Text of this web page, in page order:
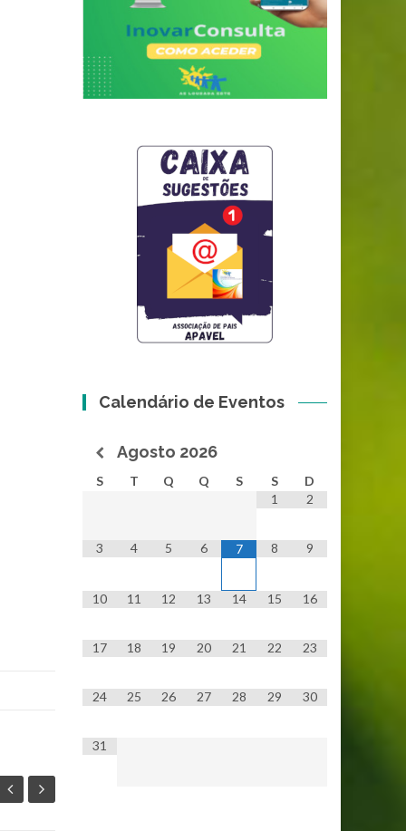
Calendário de Eventos
Agosto 2026
S T Q Q S S
D
1
2
3 4 5 6 7 8 9
10 11 12 13 14 15 16
17 18 19 20 21 22 23
24 25 26 27 28 29 30
31